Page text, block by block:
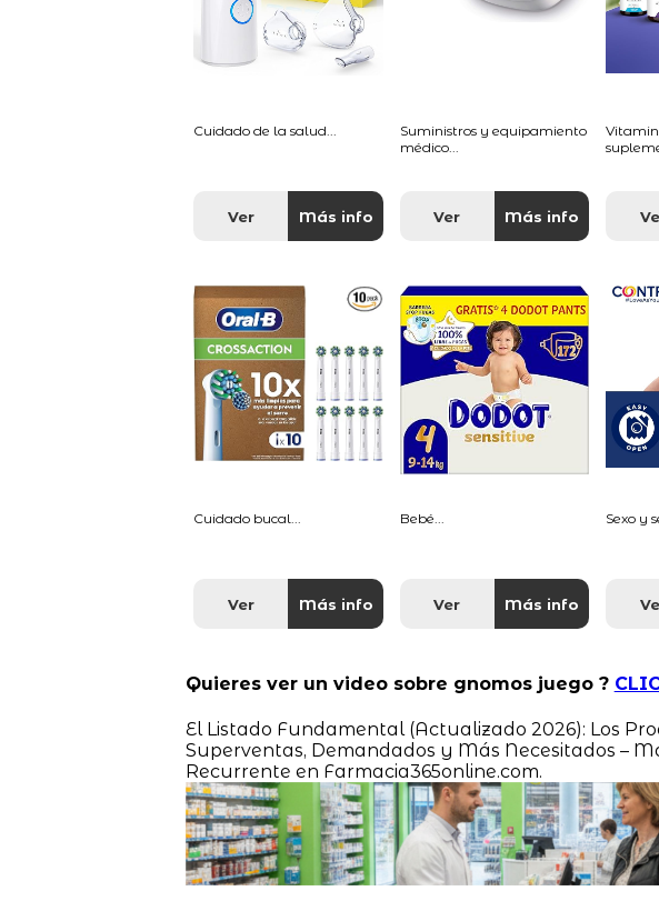
Cuidado de la salud...
Ver Más info
Suministros y equipamiento
médico...
Ver Más info
Cuidado bucal...
Ver Más info
Bebé...
Ver Más info
Sexo y
Quieres ver un video sobre gnomos juego ?
El Listado Fundamental (Actualizado 2026): Los
Superventas, Demandados y Más Necesitados –
Recurrente en Farmacia365online.com.